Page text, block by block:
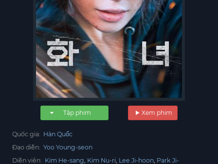
Xem phim
Tập phim
Quốc gia: Hàn Quốc
Đạo diễn: Yoo Young-seon
Diễn viên: Kim He-sang Kim Nu-ri Lee Ji-hoon Park Ji-